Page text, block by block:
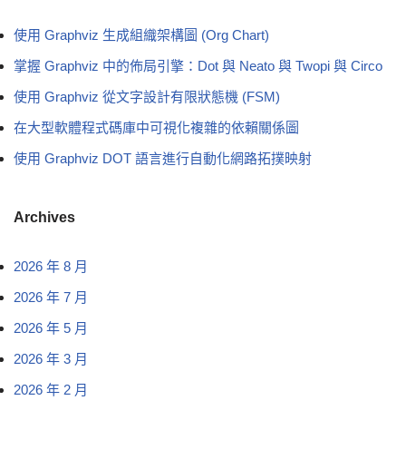
使用 Graphviz 生成組織架構圖 (Org Chart)
掌握 Graphviz 中的佈局引擎：Dot 與 Neato 與 Twopi 與 Circo
使用 Graphviz 從文字設計有限狀態機 (FSM)
在大型軟體程式碼庫中可視化複雜的依賴關係圖
使用 Graphviz DOT 語言進行自動化網路拓撲映射
Archives
2026 年 8 月
2026 年 7 月
2026 年 5 月
2026 年 3 月
2026 年 2 月